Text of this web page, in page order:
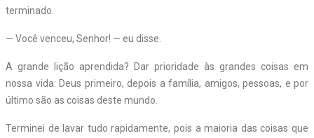
terminado.
— Você venceu, Senhor! — eu disse.
A grande lição aprendida? Dar prioridade às grandes coisas em
nossa vida: Deus primeiro, depois a família, amigos, pessoas, e por
último são as coisas deste mundo.
Terminei de lavar tudo rapidamente, pois a maioria das coisas que